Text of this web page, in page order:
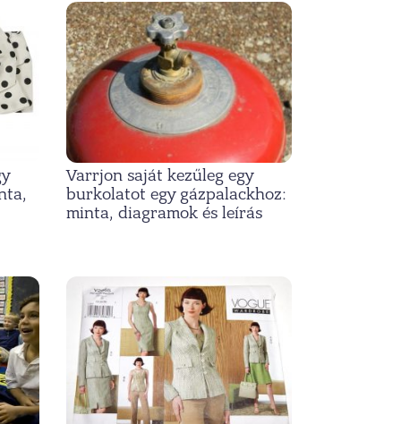
Varrjon saját kezűleg egy
burkolatot egy gázpalackhoz:
minta, diagramok és leírás